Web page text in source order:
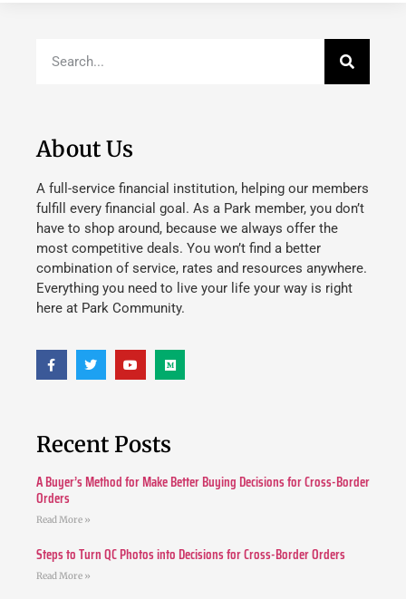
About Us
A full-service financial institution, helping our members
fulfill every financial goal. As a Park member, you don’t
have to shop around, because we always offer the
most competitive deals. You won’t find a better
combination of service, rates and resources anywhere.
Everything you need to live your life your way is right
here at Park Community.
Recent Posts
A Buyer’s Method for Make Better Buying Decisions for Cross-Border
Orders
Read More »
Steps to Turn QC Photos into Decisions for Cross-Border Orders
Read More »